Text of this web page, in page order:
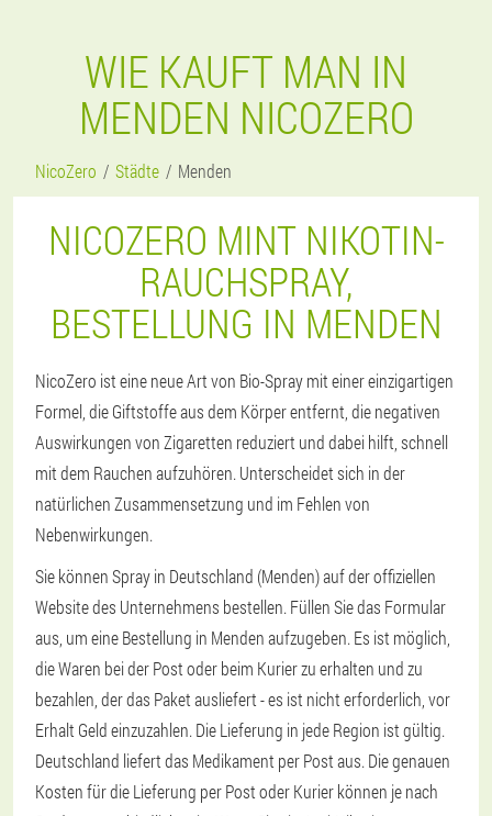
WIE KAUFT MAN IN
MENDEN NICOZERO
NicoZero Städte Menden
NICOZERO MINT NIKOTIN-
RAUCHSPRAY,
BESTELLUNG IN MENDEN
NicoZero ist eine neue Art von Bio-Spray mit einer einzigartigen
Formel, die Giftstoffe aus dem Körper entfernt, die negativen
Auswirkungen von Zigaretten reduziert und dabei hilft, schnell
mit dem Rauchen aufzuhören. Unterscheidet sich in der
natürlichen Zusammensetzung und im Fehlen von
Nebenwirkungen.
Sie können Spray in Deutschland (Menden) auf der offiziellen
Website des Unternehmens bestellen. Füllen Sie das Formular
aus, um eine Bestellung in Menden aufzugeben. Es ist möglich,
die Waren bei der Post oder beim Kurier zu erhalten und zu
bezahlen, der das Paket ausliefert - es ist nicht erforderlich, vor
Erhalt Geld einzuzahlen. Die Lieferung in jede Region ist gültig.
Deutschland liefert das Medikament per Post aus. Die genauen
Kosten für die Lieferung per Post oder Kurier können je nach